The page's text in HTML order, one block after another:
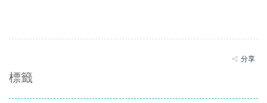
分享
標籤